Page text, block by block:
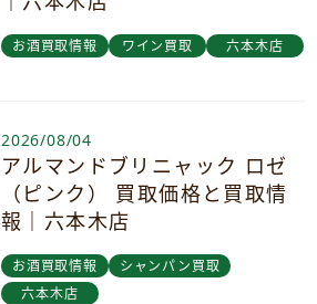
お酒買取情報 ワイン買取 六本木店
2026/08/04
アルマンドブリニャック ロゼ
（ピンク） 買取価格と買取情
報｜六本木店
お酒買取情報
シャンパン買取
六本木店